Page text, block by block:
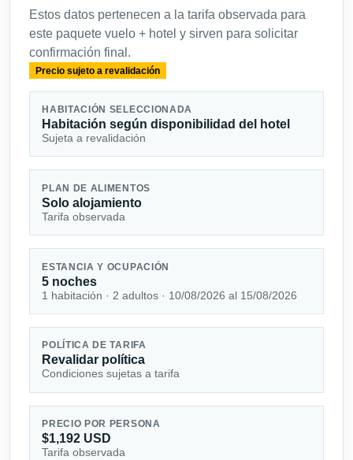
Estos datos pertenecen a la tarifa observada para
este paquete vuelo + hotel y sirven para solicitar
confirmación final.
Precio sujeto a revalidación
HABITACIÓN SELECCIONADA
Habitación según disponibilidad del hotel
Sujeta a revalidación
PLAN DE ALIMENTOS
Solo alojamiento
Tarifa observada
ESTANCIA Y OCUPACIÓN
5 noches
1 habitación · 2 adultos · 10/08/2026 al 15/08/2026
POLÍTICA DE TARIFA
Revalidar política
Condiciones sujetas a tarifa
PRECIO POR PERSONA
$1,192 USD
Tarifa observada